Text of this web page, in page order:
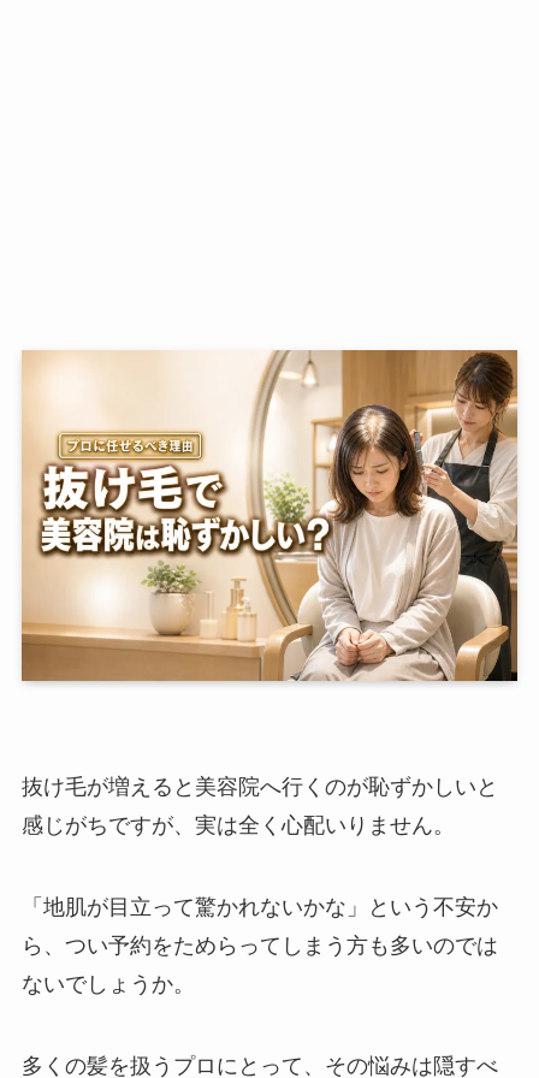
抜け毛が増えると美容院へ行くのが恥ずかしいと
感じがちですが、実は全く心配いりません。
「地肌が目立って驚かれないかな」という不安か
ら、つい予約をためらってしまう方も多いのでは
ないでしょうか。
多くの髪を扱うプロにとって、その悩みは隠すべ